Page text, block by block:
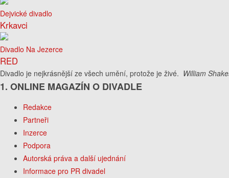
Dejvické divadlo
Krkavci
Divadlo Na Jezerce
RED
Divadlo je nejkrásnější ze všech umění, protože je živé. William
1. ONLINE MAGAZÍN O DIVADLE
Redakce
Partneři
Inzerce
Podpora
Autorská práva a další ujednání
Informace pro PR divadel